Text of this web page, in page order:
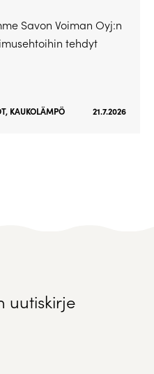
Savon Voiman Oyj:n
tehdyt
, KAUKOLÄMPÖ 21.7.2026
uutiskirje